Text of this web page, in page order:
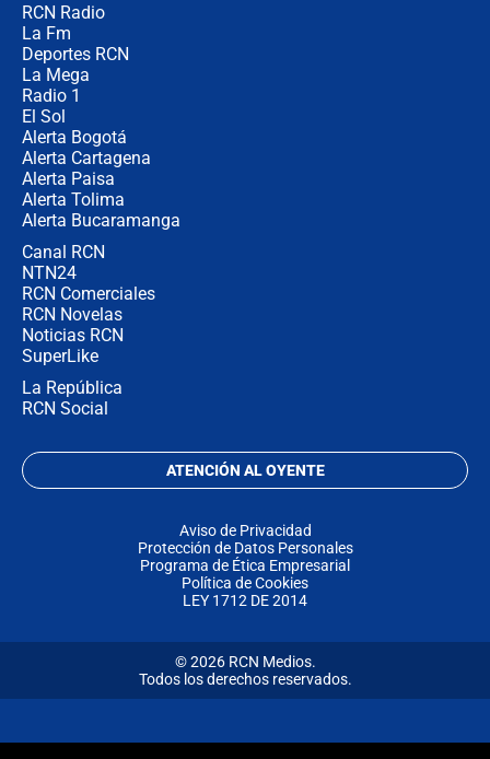
RCN Radio
La Fm
Deportes RCN
La Mega
Radio 1
El Sol
Alerta Bogotá
Alerta Cartagena
Alerta Paisa
Alerta Tolima
Alerta Bucaramanga
Canal RCN
NTN24
RCN Comerciales
RCN Novelas
Noticias RCN
SuperLike
La República
RCN Social
ATENCIÓN AL OYENTE
Aviso de Privacidad
Protección de Datos Personales
Programa de Ética Empresarial
Política de Cookies
LEY 1712 DE 2014
© 2026 RCN Medios.
Todos los derechos reservados.